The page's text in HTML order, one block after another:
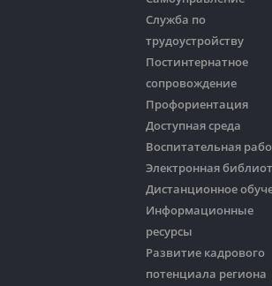
Служба по
трудоустройству
Постинтернатное
сопровождение
Профориентация
Доступная среда
Воспитательная
Электронная
Дистанционное
Информационные
ресурсы
Развитие кадрового
потенциала региона